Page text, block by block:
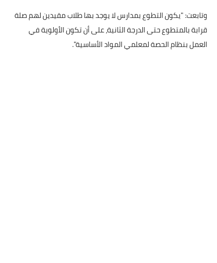
وتابعت: "يكون التطوع بمدارس لا يوجد بها طلاب مقيدين لهم صلة
قرابة بالمتطوع حتى الدرجة الثانية، على أن تكون الأولوية في
العمل بنظام الحصة لمعلمي المواد الأساسية".